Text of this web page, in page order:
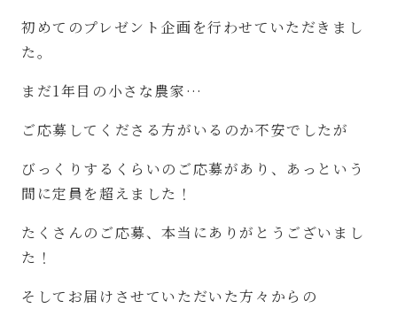
初めてのプレゼント企画を行わせていただきまし
た。
まだ1年目の小さな農家…
ご応募してくださる方がいるのか不安でしたが
びっくりするくらいのご応募があり、あっという
間に定員を超えました！
たくさんのご応募、本当にありがとうございまし
た！
そしてお届けさせていただいた方々からの